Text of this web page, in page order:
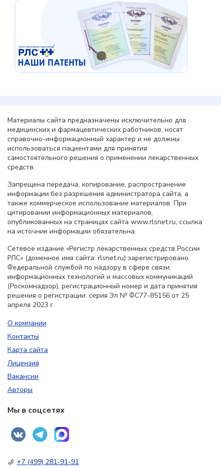
Материалы сайта предназначены исключительно для
медицинских и фармацевтических работников, носят
справочно-информационный характер и не должны
использоваться пациентами для принятия
самостоятельного решения о применении лекарственных
средств.
Запрещена передача, копирование, распространение
информации без разрешения администратора сайта, а
также коммерческое использование материалов. При
цитировании информационных материалов,
опубликованных на страницах сайта www.rlsnet.ru, ссылка
на источник информации обязательна.
Сетевое издание «Регистр лекарственных средств России
РЛС» (доменное имя сайта: rlsnet.ru) зарегистрировано
Федеральной службой по надзору в сфере связи,
информационных технологий и массовых коммуникаций
(Роскомнадзор), регистрационный номер и дата принятия
решения о регистрации: серия Эл № ФС77-85156 от 25
апреля 2023 г.
О компании
Контакты
Карта сайта
Лицензия
Вакансии
Авторы
Мы в соцсетях
+7 (499) 281-91-91